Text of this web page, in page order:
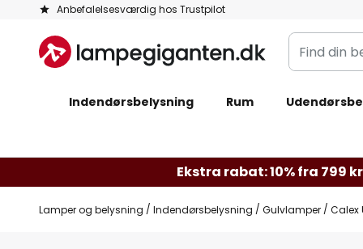
Anbefalelsesværdig hos Trustpilot
Skip
Content
Find
din
Indendørsbelysning Rum
Ekstra rabat: 10% fra 799
Lamper og belysning Indendørsbelysning Gulvlamper Calex